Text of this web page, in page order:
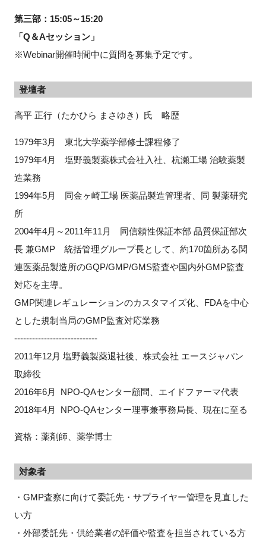
第三部：15:05～15:20
「Q＆Aセッション」
※Webinar開催時間中に質問を募集予定です。
登壇者
高平 正行（たかひら まさゆき）氏 略歴
1979年3月 東北大学薬学部修士課程修了
1979年4月 塩野義製薬株式会社入社、杭瀬工場 治験薬製
造業務
1994年5月 同金ヶ崎工場 医薬品製造管理者、同 製薬研究
所
2004年4月～2011年11月 同信頼性保証本部 品質保証部次
長 兼GMP 統括管理グループ長として、約170箇所ある関
連医薬品製造所のGQP/GMP/GMS監査や国内外GMP監査
対応を主導。
GMP関連レギュレーションのカスタマイズ化、FDAを中心
とした規制当局のGMP監査対応業務
----------------------------
2011年12月 塩野義製薬退社後、株式会社 エースジャパン
取締役
2016年6月 NPO-QAセンター顧問、エイドファーマ代表
2018年4月 NPO-QAセンター理事兼事務局長、現在に至る
資格：薬剤師、薬学博士
対象者
・GMP査察に向けて委託先・サプライヤー管理を見直した
い方
・外部委託先・供給業者の評価や監査を担当されている方